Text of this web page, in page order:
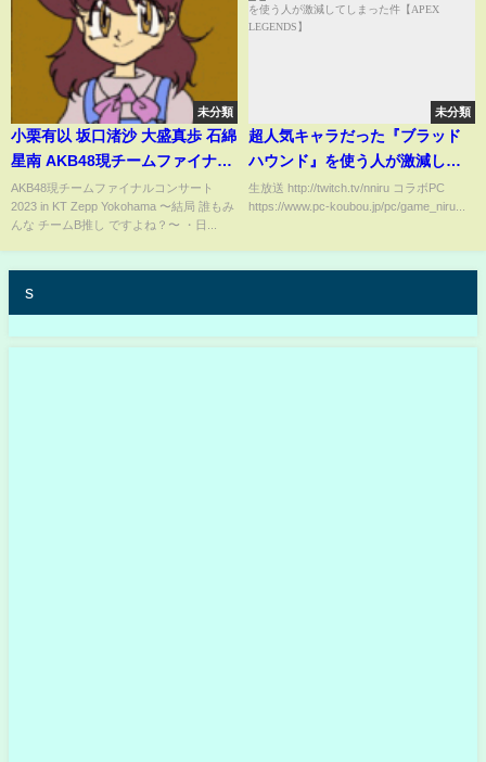
未分類
小栗有以 坂口渚沙 大盛真歩 石綿
星南 AKB48現チームファイナル
コンサート2023 in KT Zepp
Yokohama ～結局 誰もみんな チ
ームB推し ですよね？～ 金の
AKB48現チームファイナルコンサート
2023 in KT Zepp Yokohama 〜結局 誰もみ
んな チームB推し ですよね？〜 ・日...
未分類
超人気キャラだった『ブラッド
ハウンド』を使う人が激減して
しまった件【APEX LEGENDS】
生放送 http://twitch.tv/nniru コラボPC
https://www.pc-koubou.jp/pc/game_niru...
s